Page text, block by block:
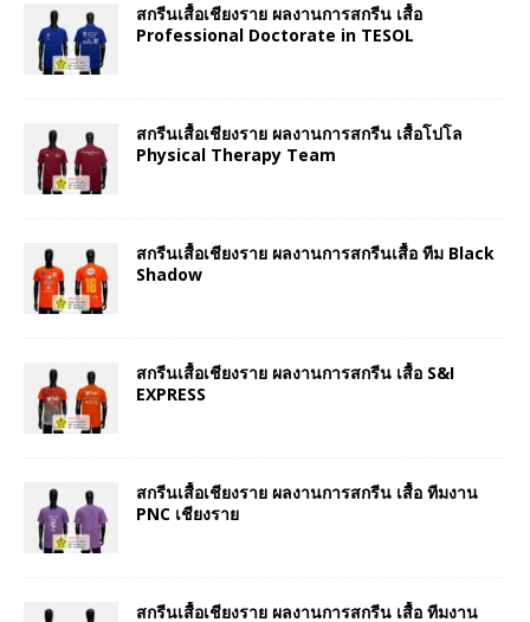
สกรีนเสื้อเชียงราย ผลงานการสกรีน เสื้อ
Professional Doctorate in TESOL
สกรีนเสื้อเชียงราย ผลงานการสกรีน เสื้อโปโล
Physical Therapy Team
สกรีนเสื้อเชียงราย ผลงานการสกรีนเสื้อ ทีม Black
Shadow
สกรีนเสื้อเชียงราย ผลงานการสกรีน เสื้อ S&I
EXPRESS
สกรีนเสื้อเชียงราย ผลงานการสกรีน เสื้อ ทีมงาน
PNC เชียงราย
สกรีนเสื้อเชียงราย ผลงานการสกรีน เสื้อ ทีมงาน